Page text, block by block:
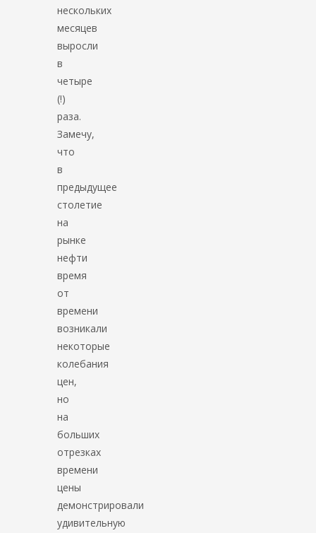
нескольких
месяцев
выросли
в
четыре
(!)
раза.
Замечу,
что
в
предыдущее
столетие
на
рынке
нефти
время
от
времени
возникали
некоторые
колебания
цен,
но
на
больших
отрезках
времени
цены
демонстрировали
удивительную